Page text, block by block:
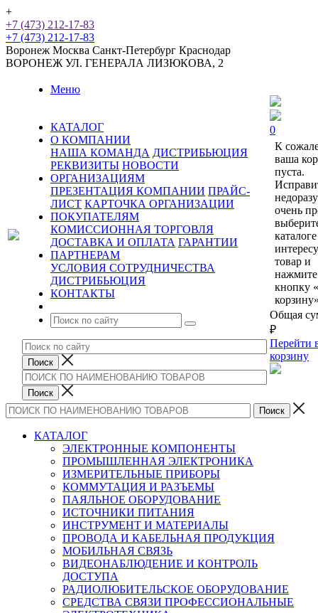
+
+7 (473) 212-17-83
+7 (473) 212-17-83
Воронеж Москва Санкт-Петербург Краснодар
ВОРОНЕЖ УЛ. ГЕНЕРАЛА ЛИЗЮКОВА, 2
Меню
КАТАЛОГ
О КОМПАНИИ
НАША КОМАНДА ДИСТРИБЬЮЦИЯ
РЕКВИЗИТЫ НОВОСТИ
ОРГАНИЗАЦИЯМ
ПРЕЗЕНТАЦИЯ КОМПАНИИ ПРАЙС-
ЛИСТ КАРТОЧКА ОРГАНИЗАЦИИ
ПОКУПАТЕЛЯМ
КОМИССИОННАЯ ТОРГОВЛЯ
ДОСТАВКА И ОПЛАТА ГАРАНТИИ
ПАРТНЕРАМ
УСЛОВИЯ СОТРУДНИЧЕСТВА
ДИСТРИБЬЮЦИЯ
КОНТАКТЫ
0
К
ваша
пуста.
очень
каталоге
товар и
нажмите
кнопку
Общая
₽
Перейти
корзину
КАТАЛОГ
ЭЛЕКТРОННЫЕ КОМПОНЕНТЫ
ПРОМЫШЛЕННАЯ ЭЛЕКТРОНИКА
ИЗМЕРИТЕЛЬНЫЕ ПРИБОРЫ
КОММУТАЦИЯ И РАЗЪЕМЫ
ПАЯЛЬНОЕ ОБОРУДОВАНИЕ
ИСТОЧНИКИ ПИТАНИЯ
ИНСТРУМЕНТ И МАТЕРИАЛЫ
ПРОВОДА И КАБЕЛЬНАЯ ПРОДУКЦИЯ
МОБИЛЬНАЯ СВЯЗЬ
ВИДЕОНАБЛЮДЕНИЕ И КОНТРОЛЬ
ДОСТУПА
РАДИОЛЮБИТЕЛЬСКОЕ ОБОРУДОВАНИЕ
СРЕДСТВА СВЯЗИ ПРОФЕССИОНАЛЬНЫЕ